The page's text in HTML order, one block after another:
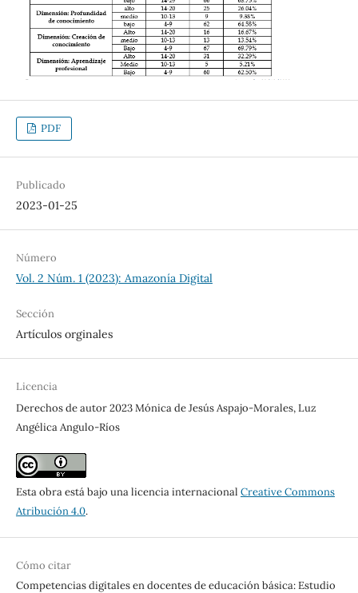
PDF
Publicado
2023-01-25
Número
Vol. 2 Núm. 1 (2023): Amazonía Digital
Sección
Artículos orginales
Licencia
Derechos de autor 2023 Mónica de Jesús Aspajo-Morales, Luz
Angélica Angulo-Ríos
Esta obra está bajo una licencia internacional Creative Commons
Atribución 4.0.
Cómo citar
Competencias digitales en docentes de educación básica: Estudio